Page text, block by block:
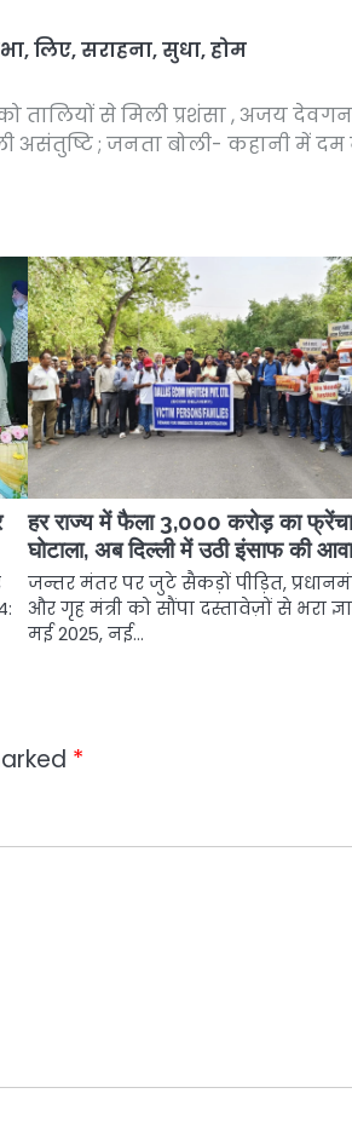
,लिए,सराहना,सुधा,होम
तालियों से मिली प्रशंसा , अजय
असंतुष्टि ; जनता बोली- कहानी में दम
हर राज्य में फैला 3,000 करोड़ का
घोटाला, अब दिल्ली में उठी इंसाफ की
जन्तर मंतर पर जुटे सैकड़ों पीड़ित,
और गृह मंत्री को सौंपा दस्तावेज़ों से भरा
मई 2025, नई…
*